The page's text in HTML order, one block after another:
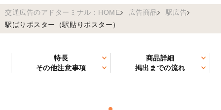
交通広告のアドターミナル：HOME 広告商品
駅広告
駅ばりポスター（駅貼りポスター）
特長
商品詳細
その他注意事項
掲出までの流れ